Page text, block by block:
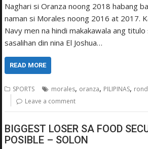
Naghari si Oranza noong 2018 habang
naman si Morales noong 2016 at 2017.
Navy men na hindi makakawala ang
sasalihan din nina El Joshua…
READ MORE
SPORTS morales, oranza, PILIPINAS,
Leave a comment
BIGGEST LOSER SA FOOD
POSIBLE – SOLON